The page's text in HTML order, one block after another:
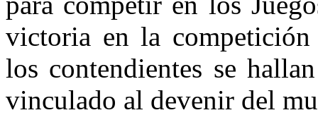
victoria en la
los contendientes se
vinculado al devenir del